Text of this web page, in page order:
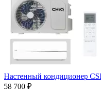
Настенный кондиционер
58 700 ₽